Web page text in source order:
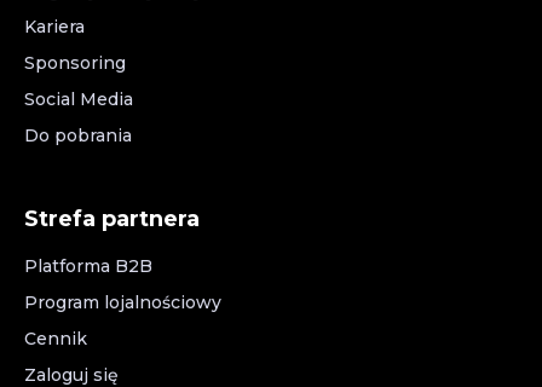
Kariera
Sponsoring
Social Media
Do pobrania
Strefa partnera
Platforma B2B
Program lojalnościowy
Cennik
Zaloguj się